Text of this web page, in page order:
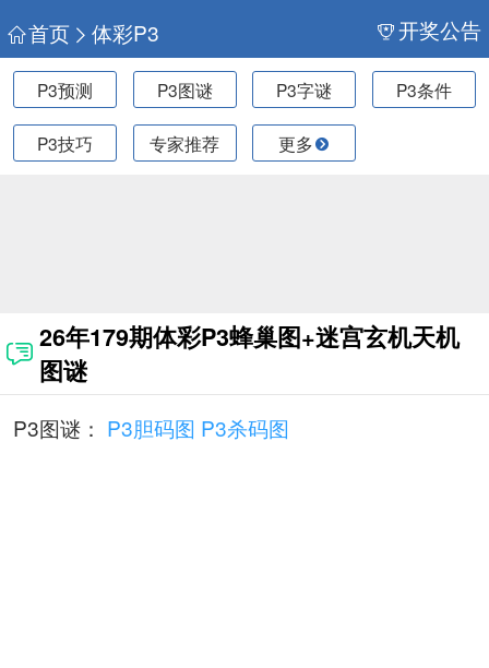
首页 体彩P3 开奖公告
P3预测 P3图谜 P3字谜 P3条件
P3技巧 专家推荐 更多
26年179期体彩P3蜂巢图+迷宫玄机天机
图谜
P3图谜： P3胆码图 P3杀码图